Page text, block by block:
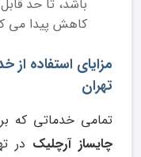
باشد، تا حد
کاهش پیدا می
مزایای استفاده از
تهران
تمامی خدماتی که
چایساز آرچلیک در